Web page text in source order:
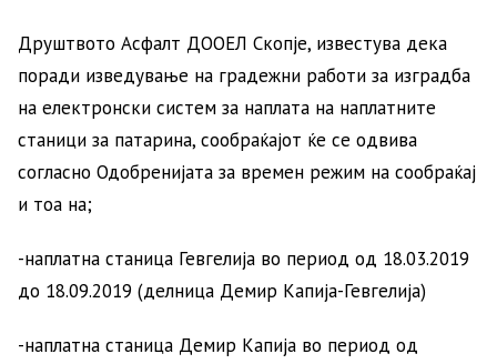
Друштвото Асфалт ДООЕЛ Скопје, известува дека
порaди изведување на градежни работи за изградба
на електронски систем за наплата на наплатните
станици за патарина, сообраќајот ќе се одвива
согласно Одобренијата за времен режим на сообраќај
и тоа на;
-наплатна станица Гевгелија во период од 18.03.2019
до 18.09.2019 (делница Демир Капија-Гевгелија)
-наплатна станица Демир Капија во период од